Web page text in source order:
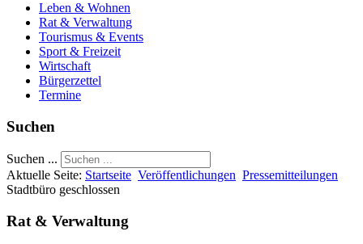
Leben & Wohnen
Rat & Verwaltung
Tourismus & Events
Sport & Freizeit
Wirtschaft
Bürgerzettel
Termine
Suchen
Suchen ...
Aktuelle Seite: Startseite Veröffentlichungen Pressemitteilungen
Stadtbüro geschlossen
Rat & Verwaltung